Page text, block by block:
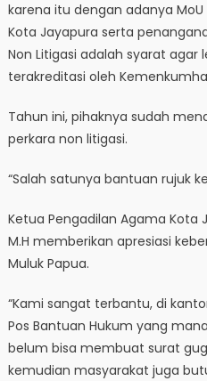
karena itu dengan adanya
Kota Jayapura serta
Non Litigasi adalah syarat
terakreditasi oleh
Tahun ini, pihaknya sudah
perkara non litigasi.
“Salah satunya bantuan rujuk
Ketua Pengadilan Agama Kota
M.H memberikan apresiasi
Muluk Papua.
“Kami sangat terbantu, di
Pos Bantuan Hukum yang
belum bisa membuat surat
kemudian masyarakat juga